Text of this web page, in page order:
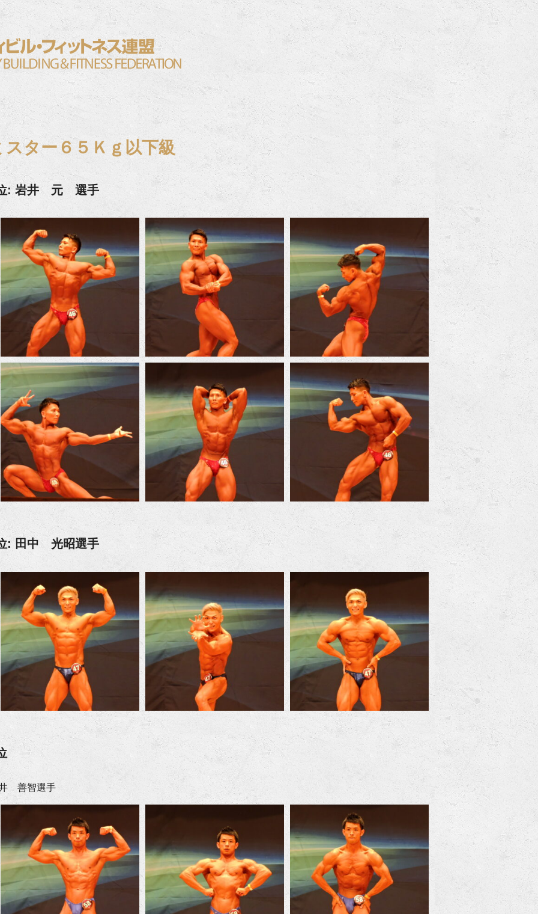
スター６５Ｋｇ以下級
: 岩井 元 選手
: 田中 光昭選手
善智選手